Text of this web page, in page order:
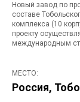
Новый завод по
составе
комплекса (10
проекту
международным
МЕСТО:
Россия,